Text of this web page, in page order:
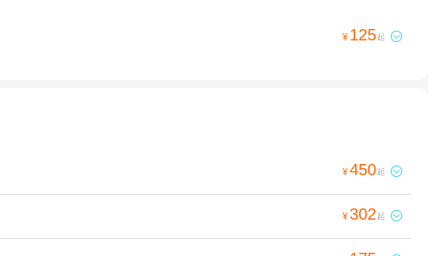
¥ 125起 
¥450起 
¥302 起 